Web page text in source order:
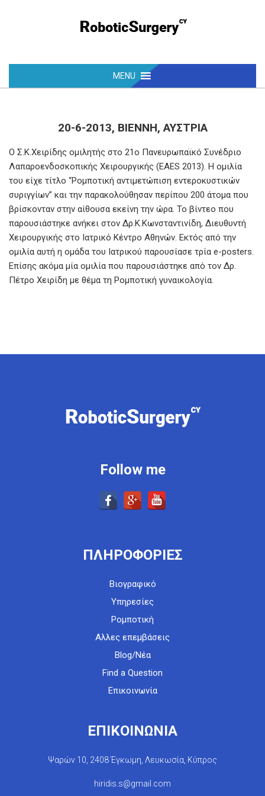
20-6-2013, ΒΙΈΝΝΗ, ΑΥΣΤΡΊΑ
Ο Σ.Κ.Χειρίδης ομιλητής στο 21ο Πανευρωπαϊκό Συνέδριο
Λαπαροενδοσκοπικής Χειρουργικής (EAES 2013). Η ομιλία
του είχε τίτλο “Ρομποτική αντιμετώπιση εντεροκυστικών
συριγγίων” και την παρακολούθησαν περίπου 200 άτομα που
βρίσκονταν στην αίθουσα εκείνη την ώρα. Το βίντεο που
παρουσιάστηκε ανήκει στον Δρ.Κ.Κωνσταντινίδη, Διευθυντή
Χειρουργικής στο Ιατρικό Κέντρο Αθηνών. Εκτός από την
ομιλία αυτή η ομάδα του Ιατρικού παρουσίασε τρία e-posters.
Επίσης ακόμα μία ομιλία που παρουσιάστηκε από τον Δρ.
Πέτρο Χειρίδη με θέμα τη Ρομποτική γυναικολογία.
Follow me
ΠΛΗΡΟΦΟΡΙΕΣ
Βιογραφικό
Υπηρεσίες
Ρομποτική
Αλλες επεμβάσεις
Blog/Νέα
Find a Question
Επικοινωνία
ΕΠΙΚΟΙΝΩΝΙΑ
Ψαρών 10, 2408 Έγκωμη, Λευκωσία, Κύπρος
hiridis.s@gmail.com